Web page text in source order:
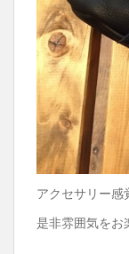
アクセサリー感
是非雰囲気をお